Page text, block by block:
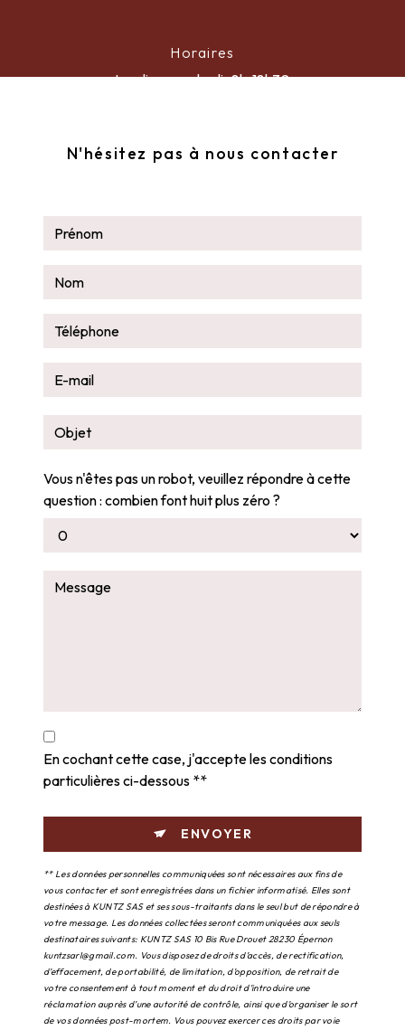
Horaires
Lundi au vendredi : 8h-18h30
N'hésitez pas à nous contacter
Vous n'êtes pas un robot, veuillez répondre à cette
question : combien font huit plus zéro ?
En cochant cette case, j'accepte les conditions
particulières ci-dessous **
ENVOYER
** Les données personnelles communiquées sont nécessaires aux fins de
vous contacter et sont enregistrées dans un fichier informatisé. Elles sont
destinées à KUNTZ SAS et ses sous-traitants dans le seul but de répondre à
votre message. Les données collectées seront communiquées aux seuls
destinataires suivants: KUNTZ SAS 10 Bis Rue Drouet 28230 Épernon
kuntzsarl@gmail.com. Vous disposez de droits d’accès, de rectification,
d’effacement, de portabilité, de limitation, d’opposition, de retrait de
votre consentement à tout moment et du droit d’introduire une
réclamation auprès d’une autorité de contrôle, ainsi que d’organiser le sort
de vos données post-mortem. Vous pouvez exercer ces droits par voie